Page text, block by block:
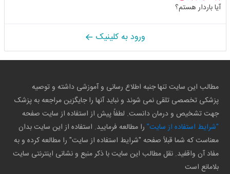
آیا باردار هستم؟
ورود به کلینیک
مطالب این سایت تنها جنبه اطلاع رسانی و آموزشی داشته و توصیه
پزشکی تخصصی تلقی نمی شوند و نباید آنها را جایگزین مراجعه به پزشک
جهت تشخیص و درمان دانست. لطفاً پیش از استفاده از سایت صفحه
"شرایط استفاده از سایت" را مطالعه فرمایید. استفاده از این سایت بدان
معناست که شما قبلاً صفحه "شرایط استفاده از سایت" را مطالعه کرده و به
مفاد آن واقفید. نقل مطالب این سایت با ذکر منبع و نشانی اینترنتی سایت
بلامانع است